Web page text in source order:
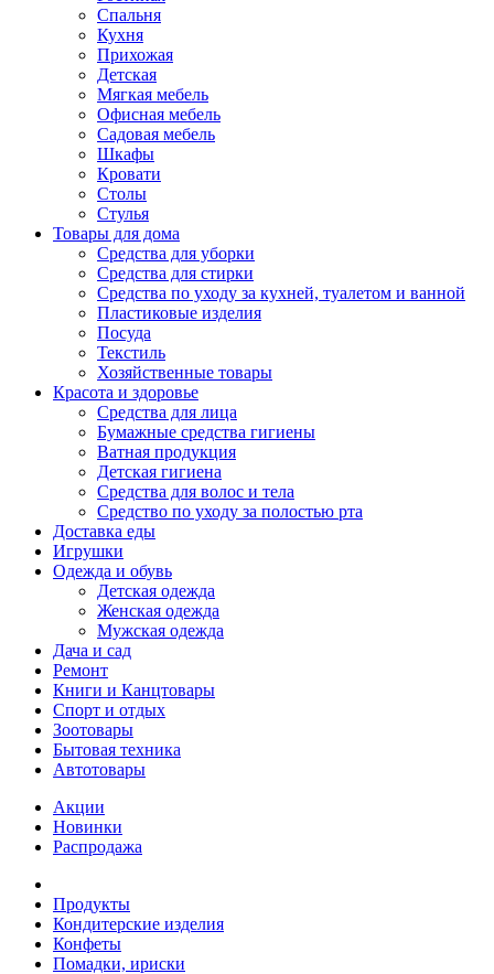
Спальня
Кухня
Прихожая
Детская
Мягкая мебель
Офисная мебель
Садовая мебель
Шкафы
Кровати
Столы
Стулья
Товары для дома
Средства для уборки
Средства для стирки
Средства по уходу за кухней, туалетом и ванной
Пластиковые изделия
Посуда
Текстиль
Хозяйственные товары
Красота и здоровье
Средства для лица
Бумажные средства гигиены
Ватная продукция
Детская гигиена
Средства для волос и тела
Средство по уходу за полостью рта
Доставка еды
Игрушки
Одежда и обувь
Детская одежда
Женская одежда
Мужская одежда
Дача и сад
Ремонт
Книги и Канцтовары
Спорт и отдых
Зоотовары
Бытовая техника
Автотовары
Акции
Новинки
Распродажа
Продукты
Кондитерские изделия
Конфеты
Помадки, ириски